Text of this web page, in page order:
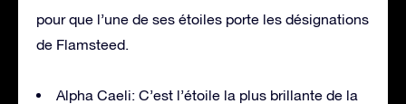
pour que l’une de ses étoiles porte les désignations
de Flamsteed.
Alpha Caeli: C’est l’étoile la plus brillante de la